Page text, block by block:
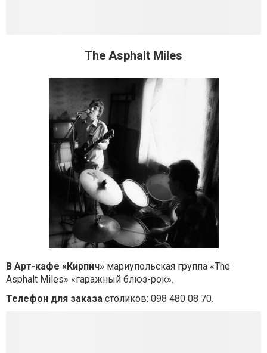
The Asphalt Miles
В Арт-кафе «Кирпич» мариупольская группа «The
Asphalt Miles» «гаражный блюз-рок».
Телефон для заказа столиков: 098 480 08 70.